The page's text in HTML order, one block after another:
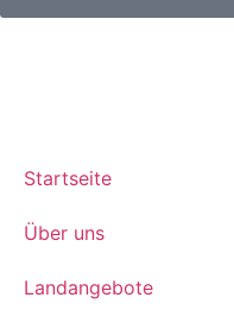
Startseite
Über uns
Landangebote